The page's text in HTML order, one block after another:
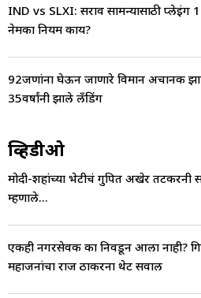
IND vs SLXI: सराव सामन्यासाठी प्लेइंग
नेमका नियम काय?
92जणांना घेऊन जाणारे विमान अचानक
35वर्षांनी झाले लँडिंग
व्हिडीओ
मोदी-शहांच्या भेटीचं गुपित अखेर तटकरेंनी
म्हणाले...
एकही नगरसेवक का निवडून आला नाही?
महाजनांचा राज ठाकरेंना थेट सवाल